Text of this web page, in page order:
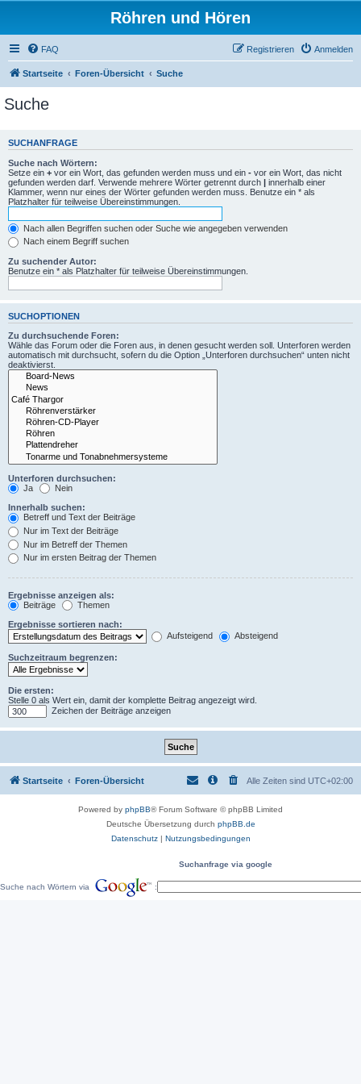
Röhren und Hören
FAQ Anmelden
Registrieren
Startseite Foren-Übersicht Suche
Suche
SUCHANFRAGE
Suche nach Wörtern:
Setze ein + vor ein Wort, das gefunden werden muss und ein - vor ein Wort, das nicht
gefunden werden darf. Verwende mehrere Wörter getrennt durch | innerhalb einer
Klammer, wenn nur eines der Wörter gefunden werden muss. Benutze ein * als
Platzhalter für teilweise Übereinstimmungen.
Nach allen Begriffen suchen oder Suche wie angegeben verwenden
Nach einem Begriff suchen
Zu suchender Autor:
Benutze ein * als Platzhalter für teilweise Übereinstimmungen.
SUCHOPTIONEN
Zu durchsuchende Foren:
Wähle das Forum oder die Foren aus, in denen gesucht werden soll. Unterforen werden
automatisch mit durchsucht, sofern du die Option „Unterforen durchsuchen“ unten nicht
deaktivierst.
Unterforen durchsuchen:
Ja
Nein
Innerhalb suchen:
Betreff und Text der Beiträge
Nur im Text der Beiträge
Nur im Betreff der Themen
Nur im ersten Beitrag der Themen
Ergebnisse anzeigen als:
Beiträge
Themen
Ergebnisse sortieren nach:
Aufsteigend
Absteigend
Suchzeitraum begrenzen:
Die ersten:
Stelle 0 als Wert ein, damit der komplette Beitrag angezeigt wird.
Zeichen der Beiträge anzeigen
Startseite Foren-Übersicht Alle Zeiten sind UTC+02:00
Powered by phpBB® Forum Software © phpBB Limited
Deutsche Übersetzung durch phpBB.de
Datenschutz| Nutzungsbedingungen
Suchanfrage via google
Suche nach Wörtern via :